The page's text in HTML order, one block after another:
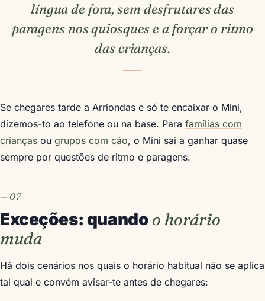
língua de fora, sem desfrutares das
paragens nos quiosques e a forçar o ritmo
das crianças.
Se chegares tarde a Arriondas e só te encaixar o Mini,
dizemos-to ao telefone ou na base. Para famílias com
crianças ou grupos com cão, o Mini sai a ganhar quase
sempre por questões de ritmo e paragens.
Exceções: quando o horário
muda
Há dois cenários nos quais o horário habitual não se aplica
tal qual e convém avisar-te antes de chegares: